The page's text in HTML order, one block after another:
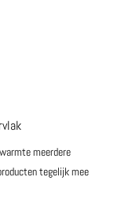
meerdere
tegelijk mee